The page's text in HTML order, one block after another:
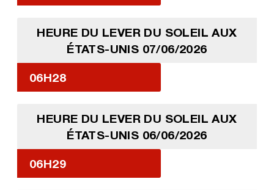
HEURE DU LEVER DU SOLEIL AUX
ÉTATS-UNIS 07/06/2026
06H28
HEURE DU LEVER DU SOLEIL AUX
ÉTATS-UNIS 06/06/2026
06H29